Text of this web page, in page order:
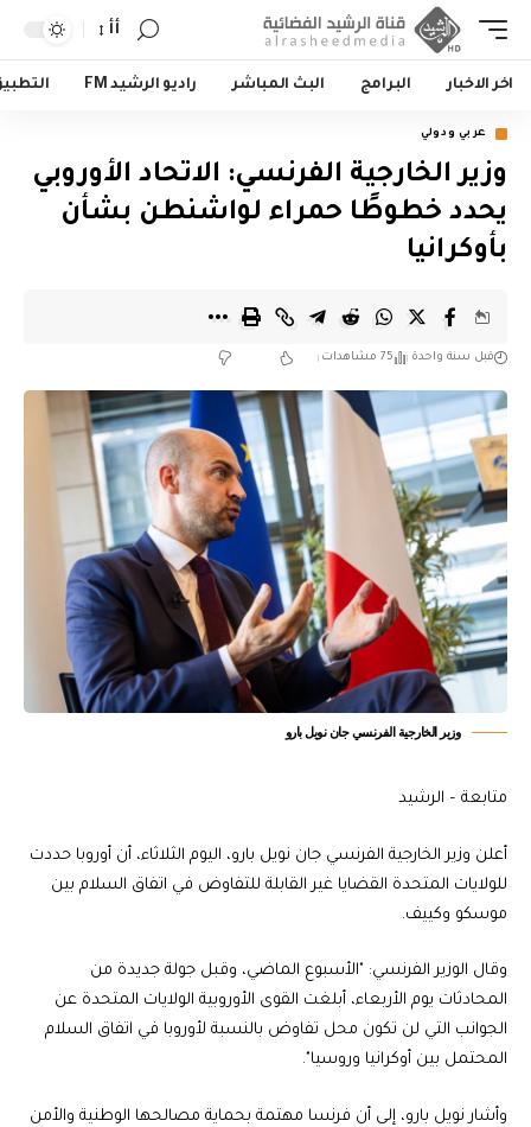
أأ
اخر الاخبار البرامج البث المباشر راديو الرشيد FM
عربي ودولي
وزير الخارجية الفرنسي: الاتحاد الأوروبي
يحدد خطوطًا حمراء لواشنطن بشأن
بأوكرانيا
قبل سنة واحدة 75 مشاهدات
وزير الخارجية الفرنسي جان نويل بارو
متابعة – الرشيد
أعلن وزير الخارجية الفرنسي جان نويل بارو، اليوم الثلاثاء، أن أوروبا حددت
للولايات المتحدة القضايا غير القابلة للتفاوض في اتفاق السلام بين
موسكو وكييف.
وقال الوزير الفرنسي: "الأسبوع الماضي، وقبل جولة جديدة من
المحادثات يوم الأربعاء، أبلغت القوى الأوروبية الولايات المتحدة عن
الجوانب التي لن تكون محل تفاوض بالنسبة لأوروبا في اتفاق السلام
المحتمل بين أوكرانيا وروسيا".
وأشار نويل بارو، إلى أن فرنسا مهتمة بحماية مصالحها الوطنية والأمن